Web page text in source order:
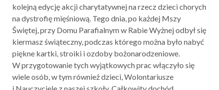
kolejną edycję akcji charytatywnej na rzecz dzieci chorych
na dystrofię mięśniową. Tego dnia, po każdej Mszy
Świętej, przy Domu Parafialnym w Rabie Wyżnej odbył się
kiermasz świąteczny, podczas którego można było nabyć
piękne kartki, stroiki i ozdoby bożonarodzeniowe.
W przygotowanie tych wyjątkowych prac włączyło się
wiele osób, w tym również dzieci, Wolontariusze